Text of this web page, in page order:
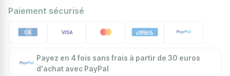
Paiement sécurisé
Payez en 4 fois sans frais à partir de 30 euros
d'achat avec PayPal